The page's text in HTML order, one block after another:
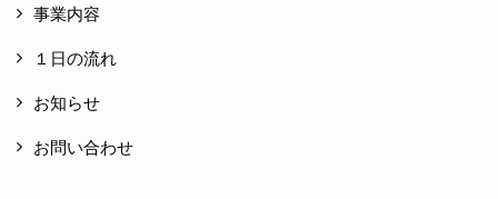
事業内容
１日の流れ
お知らせ
お問い合わせ